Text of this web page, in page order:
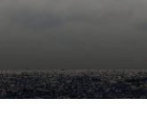
Lauriane